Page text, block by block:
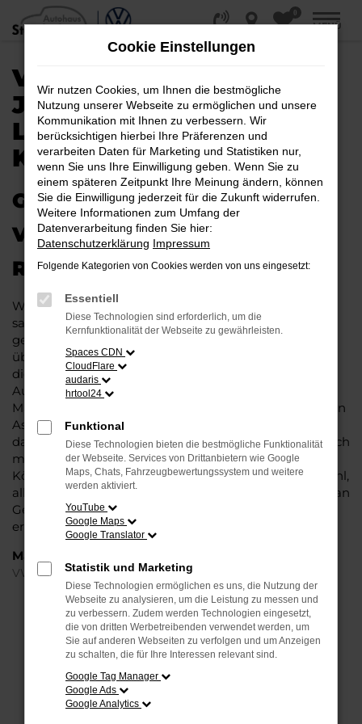
Zum
Hauptinhalt
0
MENÜ
VW T-ROC
JAHRESWAGEN |
LIEFERSERVICE NACH
KÖLN
GAS GEBEN IN KÖLN –
VIELLEICHT BALD IM VW T-
ROC JAHRESWAGEN
Wer Argumente für einen VW T-Roc Jahreswagen
sammelt, wird schnell fündig. Das Fahrzeug ist wie
geschaffen für Fahrten in Köln und Umgebung und
überzeugt durch seine erstklassige Verarbeitung und
die Liebe zum Detail. Hinzu kommt, dass in puncto
Ausstattung in dieser Fahrzeugklasse regelrecht
Maßstäbe gesetzt werden, was sich vor allem in Sachen
Assistenzsysteme und Sicherheit widerspiegelt. Und
dann ist da noch das Design, dass Kenner sprichwörtlich
mit der Zunge schnalzen lässt. In kurzen Worten: für
Köln ist eijn VW T-Roc Jahreswagen eine perfekte Wahl,
alldieweil Sie gegenüber einem Neuwagen erheblich an
Geld sparen und einen soliden Nachlass bzw. Rabatt
erhalten.
Marken
VW
FEHLER: NETWORK ERROR
Beim Laden ist ein Fehler aufgetreten.
Überprüfe deine Firewall und deine
Cookie Einstellungen
Wir nutzen Cookies, um Ihnen die bestmögliche
Nutzung unserer Webseite zu ermöglichen und unsere
Kommunikation mit Ihnen zu verbessern. Wir
berücksichtigen hierbei Ihre Präferenzen und
verarbeiten Daten für Marketing und Statistiken nur,
wenn Sie uns Ihre Einwilligung geben. Wenn Sie zu
einem späteren Zeitpunkt Ihre Meinung ändern, können
Sie die Einwilligung jederzeit für die Zukunft widerrufen.
Weitere Informationen zum Umfang der
Datenverarbeitung finden Sie hier:
Datenschutzerklärung Impressum
Folgende Kategorien von Cookies werden von uns eingesetzt:
Essentiell
Diese Technologien sind erforderlich, um die
Kernfunktionalität der Webseite zu gewährleisten.
Spaces CDN
CloudFlare
audaris
hrtool24
Funktional
Diese Technologien bieten die bestmögliche Funktionalität
der Webseite. Services von Drittanbietern wie Google
Maps, Chats, Fahrzeugbewertungssystem und weitere
werden aktiviert.
YouTube
Google Maps
Google Translator
Statistik und Marketing
Diese Technologien ermöglichen es uns, die Nutzung der
Webseite zu analysieren, um die Leistung zu messen und
zu verbessern. Zudem werden Technologien eingesetzt,
die von dritten Werbetreibenden verwendet werden, um
Sie auf anderen Webseiten zu verfolgen und um Anzeigen
zu schalten, die für Ihre Interessen relevant sind.
Google Tag Manager
Google Ads
Google Analytics